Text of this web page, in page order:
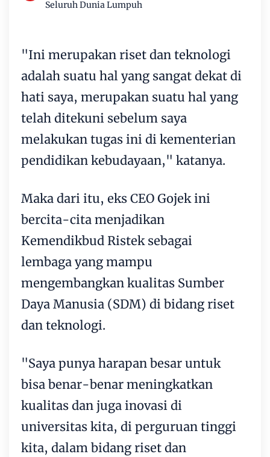
Seluruh Dunia Lumpuh
"Ini merupakan riset dan teknologi
adalah suatu hal yang sangat dekat di
hati saya, merupakan suatu hal yang
telah ditekuni sebelum saya
melakukan tugas ini di kementerian
pendidikan kebudayaan," katanya.
Maka dari itu, eks CEO Gojek ini
bercita-cita menjadikan
Kemendikbud Ristek sebagai
lembaga yang mampu
mengembangkan kualitas Sumber
Daya Manusia (SDM) di bidang riset
dan teknologi.
"Saya punya harapan besar untuk
bisa benar-benar meningkatkan
kualitas dan juga inovasi di
universitas kita, di perguruan tinggi
kita, dalam bidang riset dan